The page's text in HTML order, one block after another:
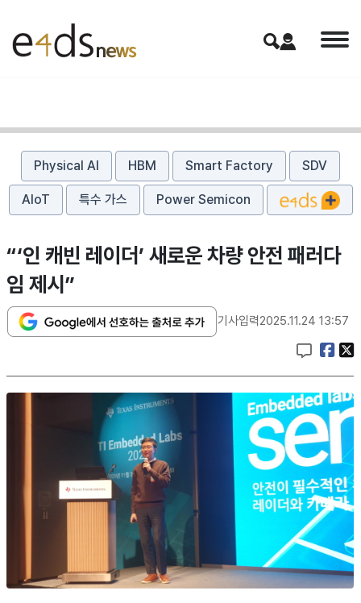
Physical AI HBM Smart Factory SDV
AIoT 특수 가스 Power Semicon
“‘인 캐빈 레이더’ 새로운 차량 안전 패러다
임 제시”
기사입력2025.11.24 13:57